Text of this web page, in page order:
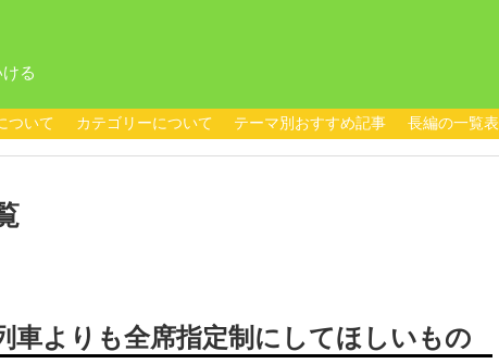
る
ついて カテゴリーについて テーマ別おすすめ記事 長編の一覧表
車よりも全席指定制にしてほしいもの